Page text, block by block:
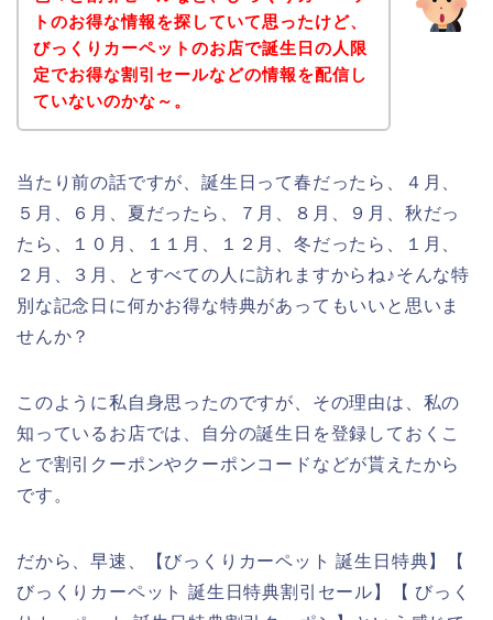
トのお得な情報を探していて思ったけど、
びっくりカーペットのお店で誕生日の人限
定でお得な割引セールなどの情報を配信し
ていないのかな～。
当たり前の話ですが、誕生日って春だったら、４月、
５月、６月、夏だったら、７月、８月、９月、秋だっ
たら、１０月、１１月、１２月、冬だったら、１月、
２月、３月、とすべての人に訪れますからね♪そんな特
別な記念日に何かお得な特典があってもいいと思いま
せんか？
このように私自身思ったのですが、その理由は、私の
知っているお店では、自分の誕生日を登録しておくこ
とで割引クーポンやクーポンコードなどが貰えたから
です。
だから、早速、【びっくりカーペット 誕生日特典】【
びっくりカーペット 誕生日特典割引セール】【 びっく